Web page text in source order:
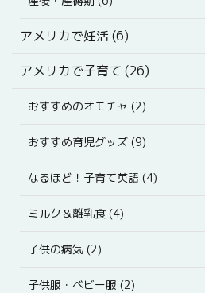
アメリカで妊活 (6)
アメリカで子育て (26)
おすすめのオモチャ (2)
おすすめ育児グッズ (9)
なるほど！子育て英語 (4)
ミルク＆離乳食 (4)
子供の病気 (2)
子供服・ベビー服 (2)